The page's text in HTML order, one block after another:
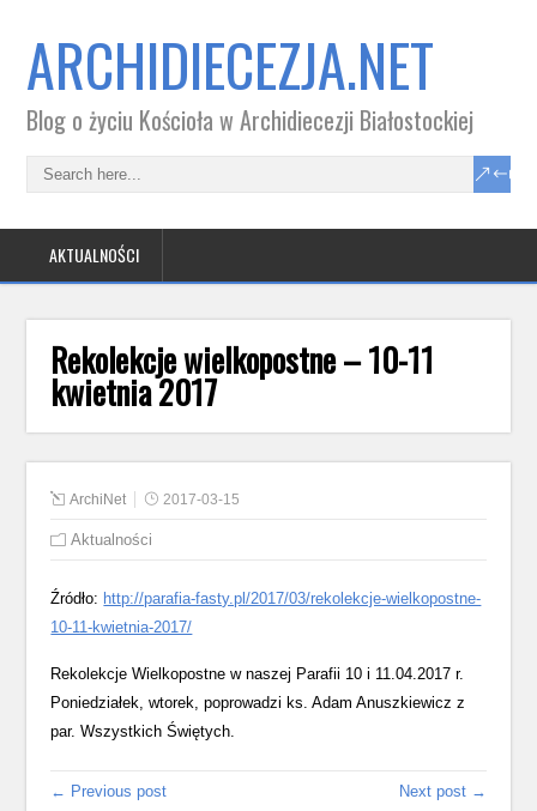
ARCHIDIECEZJA.NET
Blog o życiu Kościoła w Archidiecezji Białostockiej
AKTUALNOŚCI
Rekolekcje wielkopostne – 10-11
kwietnia 2017
ArchiNet 2017-03-15
Aktualności
Źródło: http://parafia-fasty.pl/2017/03/rekolekcje-wielkopostne-
10-11-kwietnia-2017/
Rekolekcje Wielkopostne w naszej Parafii 10 i 11.04.2017 r.
Poniedziałek, wtorek, poprowadzi ks. Adam Anuszkiewicz z
par. Wszystkich Świętych.
← Previous post Next post →